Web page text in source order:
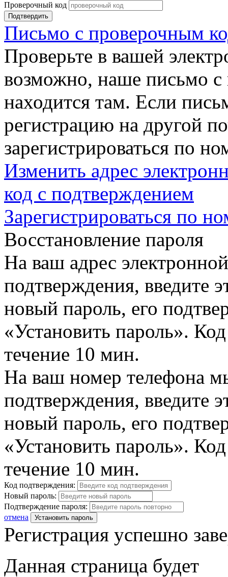
Проверочный код
Подтвердить
Письмо с проверочным
Проверьте в вашей
возможно, наше письмо с
находится там. Если
регистрацию на другой
зарегистрироваться по
Изменить адрес
код с подтверждением
Зарегистрироваться по
Восстановление пароля
На ваш адрес
подтверждения, введите
новый пароль, его
«Установить пароль».
течение 10 мин.
На ваш номер телефона
подтверждения, введите
новый пароль, его
«Установить пароль».
течение 10 мин.
Код подтверждения:
Новый пароль:
Подтверждение пароля:
отмена
Установить пароль
Регистрация успешно
Данная страница будет